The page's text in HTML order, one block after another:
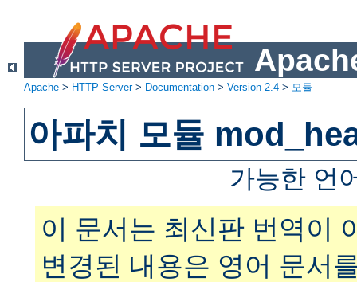
Apache > HTTP Server> Documentation > Version 2.4 > 모듈
아파치 모듈
가능한 언
이 문서는 최신판 번역이
변경된 내용은 영어 문서